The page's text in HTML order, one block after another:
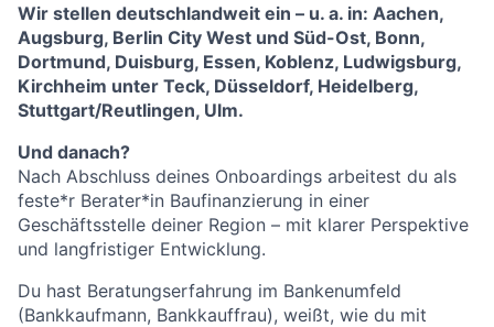
Wir stellen deutschlandweit ein – u. a. in: Aachen,
Augsburg, Berlin City West und Süd-Ost, Bonn,
Dortmund, Duisburg, Essen, Koblenz, Ludwigsburg,
Kirchheim unter Teck, Düsseldorf, Heidelberg,
Stuttgart/Reutlingen, Ulm.
Und danach?
Nach Abschluss deines Onboardings arbeitest du als
feste*r Berater*in Baufinanzierung in einer
Geschäftsstelle deiner Region – mit klarer Perspektive
und langfristiger Entwicklung.
Du hast Beratungserfahrung im Bankenumfeld
(Bankkaufmann, Bankkauffrau), weißt, wie du mit